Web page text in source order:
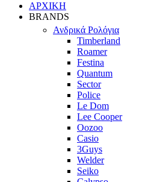
ΑΡΧΙΚΗ
BRANDS
Ανδρικά Ρολόγια
Timberland
Roamer
Festina
Quantum
Sector
Police
Le Dom
Lee Cooper
Oozoo
Casio
3Guys
Welder
Seiko